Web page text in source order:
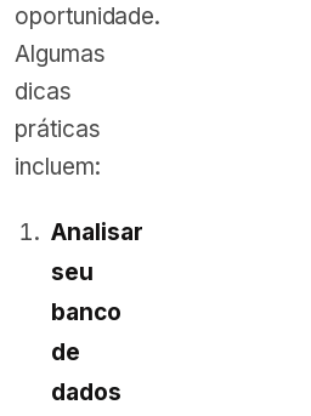
oportunidade.
Algumas
dicas
práticas
incluem:
Analisar
seu
banco
de
dados